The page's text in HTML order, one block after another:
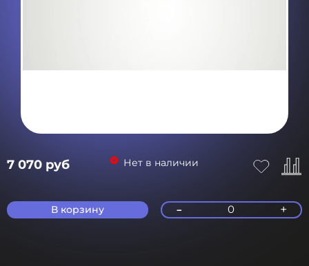
7 070 руб Нет в наличии
В корзину - 0 +